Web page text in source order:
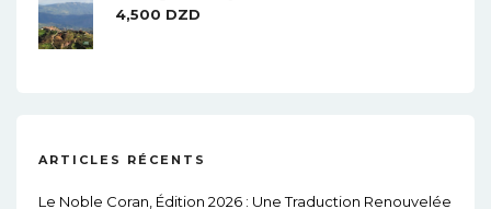
4,500 DZD
ARTICLES RÉCENTS
Le Noble Coran, Édition 2026 : Une Traduction Renouvelée